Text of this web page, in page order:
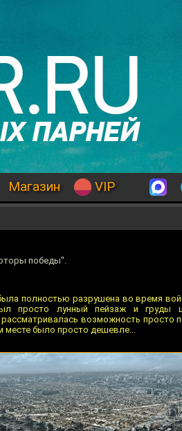
Магазин VIP
победы".
полностью разрушена во время
просто лунный пейзаж и груды
возможность просто
месте было просто дешевле...